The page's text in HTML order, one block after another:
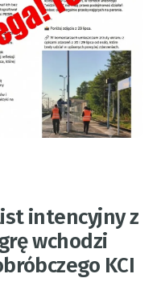
intencyjny z
wchodzi
KCI